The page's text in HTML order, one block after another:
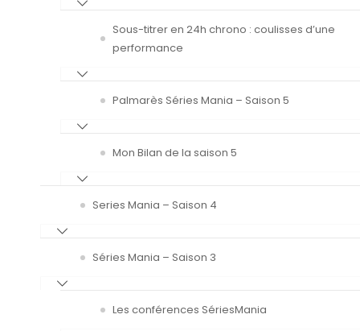
Sous-titrer en 24h chrono : coulisses d’une
performance
Palmarès Séries Mania – Saison 5
Mon Bilan de la saison 5
Series Mania – Saison 4
Séries Mania – Saison 3
Les conférences SériesMania